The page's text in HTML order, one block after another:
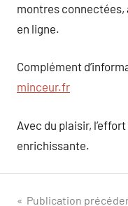
montres connectées,
en ligne.
Complément
minceur.fr
Avec du plaisir,
enrichissante.
Publication